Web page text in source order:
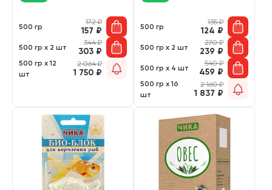
500 гр
172₽
157 ₽
500 гр х 2 шт
344₽
303 ₽
500 гр х 12
шт
2 064₽
1 750 ₽
500 гр
135₽
124 ₽
500 гр х 2 шт
270₽
239 ₽
500 гр х 4 шт
540₽
459 ₽
500 гр х 16
шт
2 160₽
1 837 ₽